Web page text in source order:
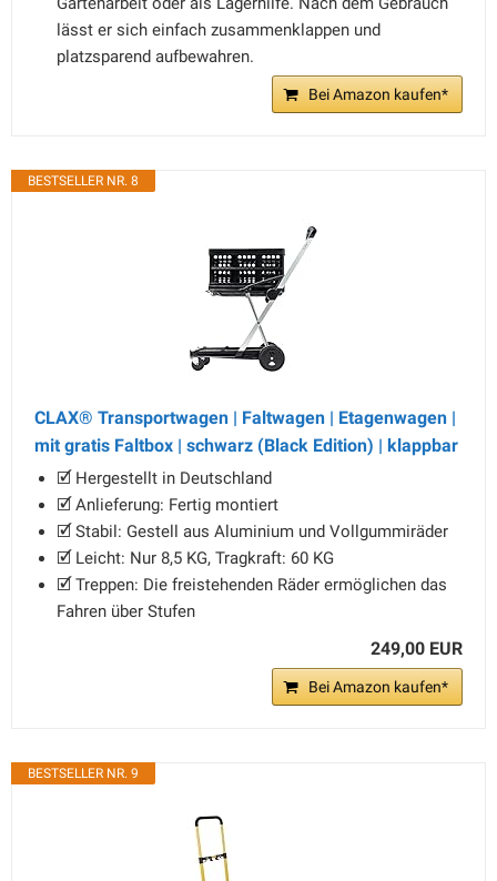
lässt er sich einfach zusammenklappen und
platzsparend aufbewahren.
Bei Amazon kaufen*
BESTSELLER NR. 8
CLAX® Transportwagen | Faltwagen | Etagenwagen |
mit gratis Faltbox | schwarz (Black Edition) | klappbar
🗹 Hergestellt in Deutschland
🗹 Anlieferung: Fertig montiert
🗹 Stabil: Gestell aus Aluminium und Vollgummiräder
🗹 Leicht: Nur 8,5 KG, Tragkraft: 60 KG
🗹 Treppen: Die freistehenden Räder ermöglichen das
Fahren über Stufen
249,00 EUR
Bei Amazon kaufen*
BESTSELLER NR. 9